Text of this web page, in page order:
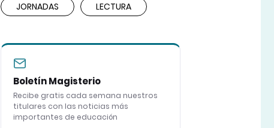
JORNADAS LECTURA
Boletín Magisterio
Recibe gratis cada semana nuestros
titulares con las noticias más
importantes de educación